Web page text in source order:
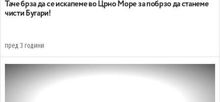
Таче брза да се искапеме во Црно Море за побрзо да станеме
чисти Бугари!
пред 3 години